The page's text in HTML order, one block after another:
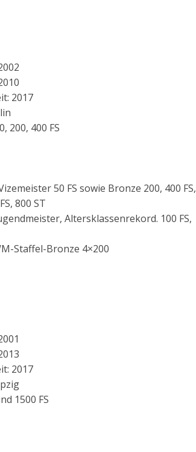
2017
200, 400 FS
50 FS sowie Bronze 200, 400 FS,
800 ST
Altersklassenrekord. 100 FS,
Staffel-Bronze 4×200
2017
1500 FS